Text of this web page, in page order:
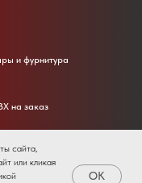
сайта,
или кликая
OK
и фурнитура
на заказ
заказ